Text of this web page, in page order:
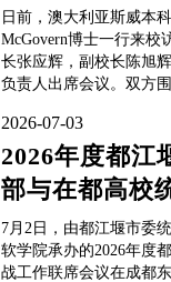
日前，澳大利亚斯威本
McGovern博士一行来校
长张应辉，副校长陈旭
负责人出席会议。双方
等议题开展深入交流。
表学校对Jason
示欢迎，并介绍了学校
2026-07-03
2026年度都江
部与在都高校
席会议召开
7月2日，由都江堰市委
软学院承办的2026年度
战工作联席会议在成都